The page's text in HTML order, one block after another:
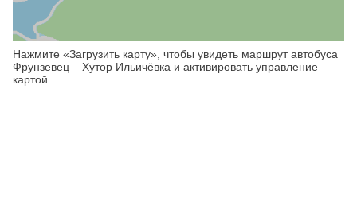
Нажмите «Загрузить карту», чтобы увидеть маршрут автобуса
Фрунзевец – Хутор Ильичёвка и активировать управление
картой.